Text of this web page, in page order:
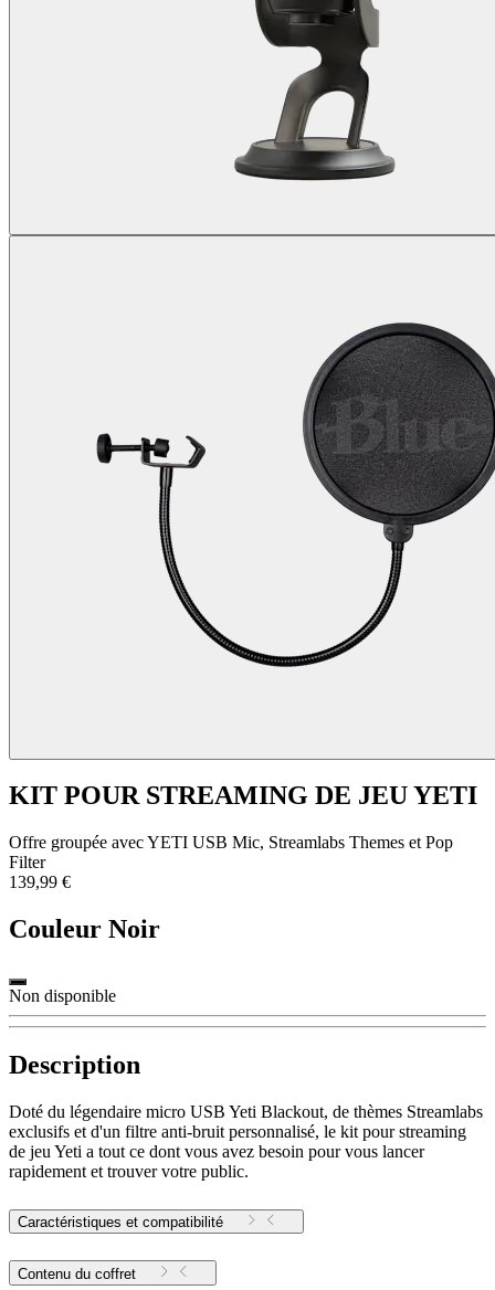
KIT POUR STREAMING DE JEU YETI
Offre groupée avec YETI USB Mic, Streamlabs Themes et Pop
Filter
139,99 €
Couleur Noir
Non disponible
Description
Doté du légendaire micro USB Yeti Blackout, de thèmes Streamlabs
exclusifs et d'un filtre anti-bruit personnalisé, le kit pour streaming
de jeu Yeti a tout ce dont vous avez besoin pour vous lancer
rapidement et trouver votre public.
Caractéristiques et compatibilité
Contenu du coffret